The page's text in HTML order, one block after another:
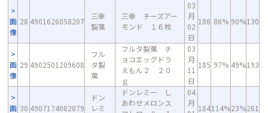
画
像
28 4901626058207
三幸
製菓
三幸 チーズアー
モンド １６枚
03
月
02
日
186 86% 90%130
画
像
29 4902501209608
フル
タ製
菓
フルタ製菓 チ
ョコエッグドラ
えもん２ ２０
ｇ
03
月
11
日
185 97% 49%193
画 30 4907174082879
ドン
レミ
ドンレミー し
あわせメロンス
04
月
184114%23%261